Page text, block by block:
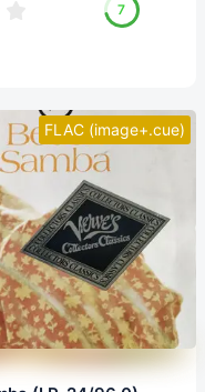
7
FLAC (image+.cue)